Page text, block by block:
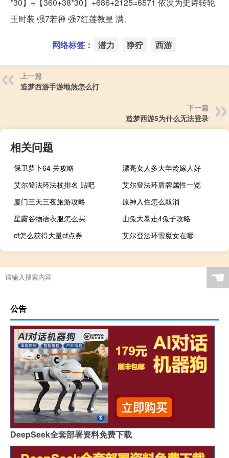
王时装 强7若禅 强7红莲教皇 满。
网络标签： 潜力 狰狞 西游
上一篇
造梦西游手游地煞怎么打
下一篇
造梦西游5为什么无法登录
相关问题
保卫萝卜64 关攻略
漂亮女人多大年龄嫁人好
艾尔登法环法杖排名 贴吧
艾尔登法环盾牌属性一览
厦门三天三夜旅游攻略
原神入住怎么取消
星露谷物语衣服怎么买
山兔大暴走4兔子攻略
cf怎么获得大量cf点券
艾尔登法环雪魔女在哪
☚
公告
DeepSeek全套部署资料免费下载